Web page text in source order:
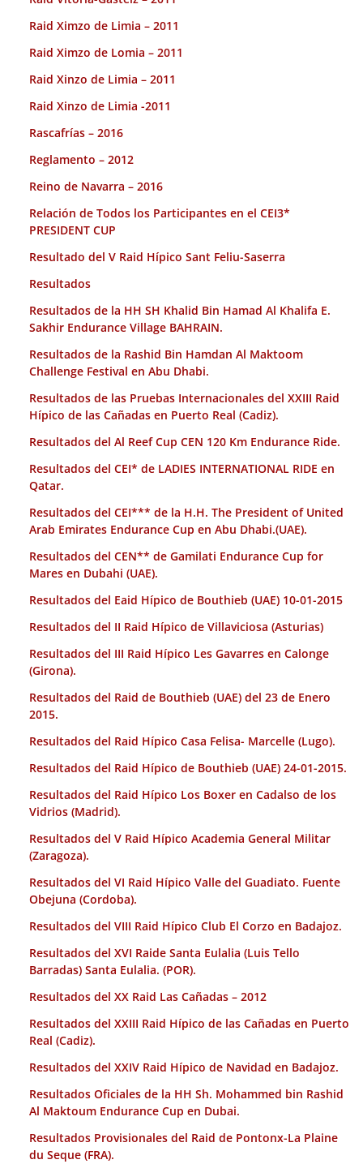
Raid Ximzo de Limia – 2011
Raid Ximzo de Lomia – 2011
Raid Xinzo de Limia – 2011
Raid Xinzo de Limia -2011
Rascafrías – 2016
Reglamento – 2012
Reino de Navarra – 2016
Relación de Todos los Participantes en el CEI3*
PRESIDENT CUP
Resultado del V Raid Hípico Sant Feliu-Saserra
Resultados
Resultados de la HH SH Khalid Bin Hamad Al Khalifa E.
Sakhir Endurance Village BAHRAIN.
Resultados de la Rashid Bin Hamdan Al Maktoom
Challenge Festival en Abu Dhabi.
Resultados de las Pruebas Internacionales del XXIII Raid
Hípico de las Cañadas en Puerto Real (Cadiz).
Resultados del Al Reef Cup CEN 120 Km Endurance Ride.
Resultados del CEI* de LADIES INTERNATIONAL RIDE en
Qatar.
Resultados del CEI*** de la H.H. The President of United
Arab Emirates Endurance Cup en Abu Dhabi.(UAE).
Resultados del CEN** de Gamilati Endurance Cup for
Mares en Dubahi (UAE).
Resultados del Eaid Hípico de Bouthieb (UAE) 10-01-2015
Resultados del II Raid Hípico de Villaviciosa (Asturias)
Resultados del III Raid Hípico Les Gavarres en Calonge
(Girona).
Resultados del Raid de Bouthieb (UAE) del 23 de Enero
2015.
Resultados del Raid Hípico Casa Felisa- Marcelle (Lugo).
Resultados del Raid Hípico de Bouthieb (UAE) 24-01-2015.
Resultados del Raid Hípico Los Boxer en Cadalso de los
Vidrios (Madrid).
Resultados del V Raid Hípico Academia General Militar
(Zaragoza).
Resultados del VI Raid Hípico Valle del Guadiato. Fuente
Obejuna (Cordoba).
Resultados del VIII Raid Hípico Club El Corzo en Badajoz.
Resultados del XVI Raide Santa Eulalia (Luis Tello
Barradas) Santa Eulalia. (POR).
Resultados del XX Raid Las Cañadas – 2012
Resultados del XXIII Raid Hípico de las Cañadas en Puerto
Real (Cadiz).
Resultados del XXIV Raid Hípico de Navidad en Badajoz.
Resultados Oficiales de la HH Sh. Mohammed bin Rashid
Al Maktoum Endurance Cup en Dubai.
Resultados Provisionales del Raid de Pontonx-La Plaine
du Seque (FRA).